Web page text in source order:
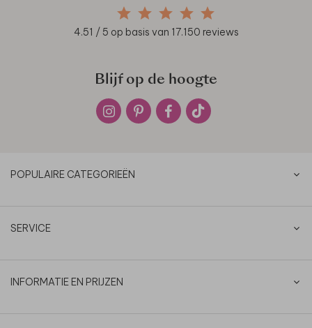
4.51 / 5 op basis van 17.150 reviews
Blijf op de hoogte
POPULAIRE CATEGORIEËN
SERVICE
INFORMATIE EN PRIJZEN